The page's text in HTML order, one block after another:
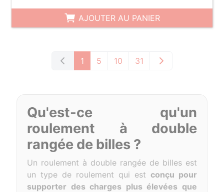
AJOUTER AU PANIER
1 5 10 31
Qu'est-ce qu'un
roulement à double
rangée de billes ?
Un roulement à double rangée de billes est
un type de roulement qui est conçu pour
supporter des charges plus élevées que